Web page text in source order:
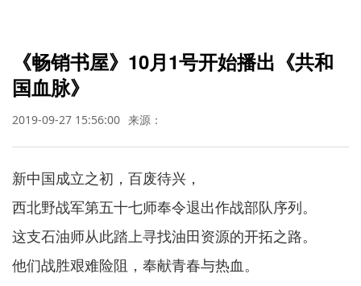
《畅销书屋》10月1号开始播出《共和
国血脉》
2019-09-27 15:56:00 来源：
新中国成立之初，百废待兴，
西北野战军第五十七师奉令退出作战部队序列。
这支石油师从此踏上寻找油田资源的开拓之路。
他们战胜艰难险阻，奉献青春与热血。